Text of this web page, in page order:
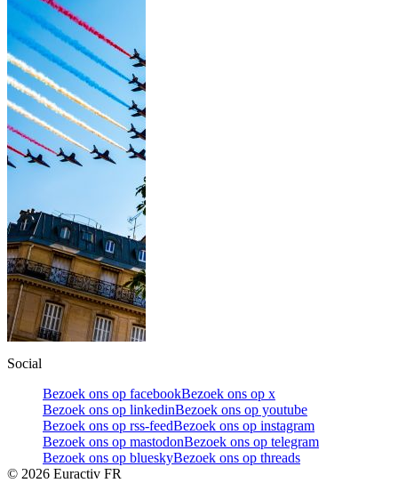
Social
Bezoek ons op facebookBezoek ons op x
Bezoek ons op linkedinBezoek ons op youtube
Bezoek ons op rss-feedBezoek ons op instagram
Bezoek ons op mastodonBezoek ons op telegram
Bezoek ons op blueskyBezoek ons op threads
© 2026 Euractiv FR